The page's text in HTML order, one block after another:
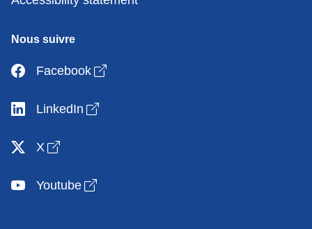
Nous suivre
Facebook Open link in new window
LinkedIn Open link in new window
X Open link in new window
Youtube Open link in new window